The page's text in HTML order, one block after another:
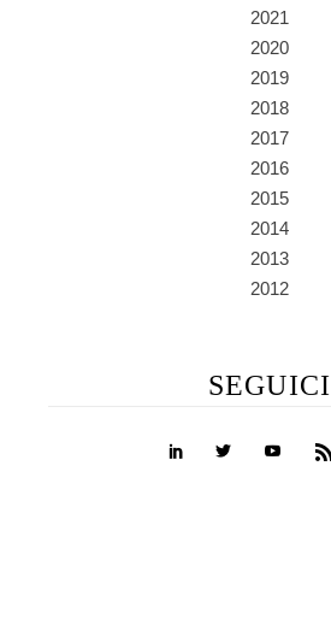
2021
2020
2019
2018
2017
2016
2015
2014
2013
2012
SEGUICI